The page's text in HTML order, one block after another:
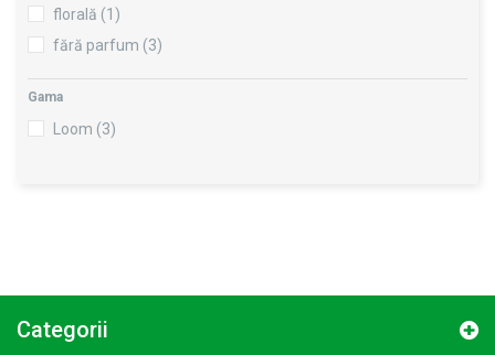
florală (1)
fără parfum (3)
Gama
Loom (3)
Categorii